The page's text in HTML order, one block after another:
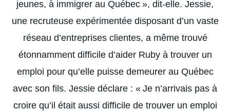
jeunes, à immigrer au Québec », dit-elle. Jessie,
une recruteuse expérimentée disposant d’un vaste
réseau d’entreprises clientes, a même trouvé
étonnamment difficile d’aider Ruby à trouver un
emploi pour qu’elle puisse demeurer au Québec
avec son fils. Jessie déclare : « Je n’arrivais pas à
croire qu’il était aussi difficile de trouver un emploi